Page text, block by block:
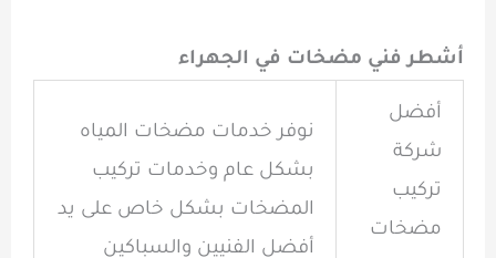
أشطر فني مضخات في الجهراء
أفضل
شركة
تركيب
مضخات
نوفر خدمات مضخات المياه
بشكل عام وخدمات تركيب
المضخات بشكل خاص على يد
أفضل الفنيين والسباكين